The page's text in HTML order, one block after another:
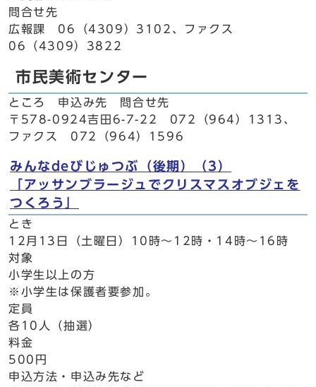
問合せ先
広報課 06（4309）3102、ファクス
06（4309）3822
市民美術センター
ところ 申込み先 問合せ先
〒578-0924吉田6-7-22 072（964）1313、
ファクス 072（964）1596
みんなdeびじゅつぶ（後期）（3）
「アッサンブラージュでクリスマスオブジェを
つくろう」
とき
12月13日（土曜日）10時～12時・14時～16時
対象
小学生以上の方
※小学生は保護者要参加。
定員
各10人（抽選）
料金
500円
申込方法・申込み先など